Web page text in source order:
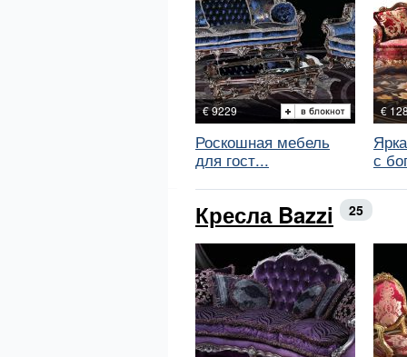
€ 9229
Роскошная мебель
для гост...
€
с
Кресла Bazzi 25